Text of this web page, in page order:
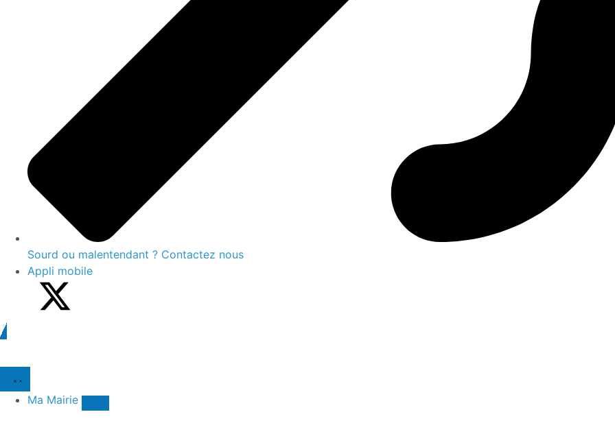
Sourd ou malentendant ? Contactez nous
Appli mobile
Ma Mairie